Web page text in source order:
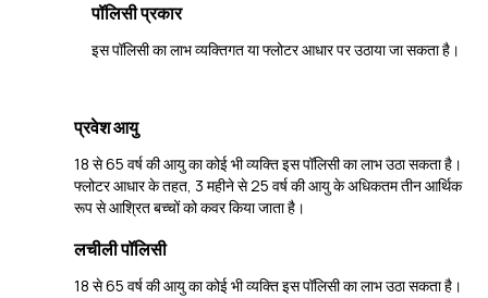
पॉलिसी प्रकार
इस पॉलिसी का लाभ व्यक्तिगत या फ्लोटर आधार पर उठाया जा सकता है।
प्रवेश आयु
18 से 65 वर्ष की आयु का कोई भी व्यक्ति इस पॉलिसी का लाभ उठा सकता है।
फ्लोटर आधार के तहत, 3 महीने से 25 वर्ष की आयु के अधिकतम तीन आर्थिक
रूप से आश्रित बच्चों को कवर किया जाता है।
लचीली पॉलिसी
18 से 65 वर्ष की आयु का कोई भी व्यक्ति इस पॉलिसी का लाभ उठा सकता है।